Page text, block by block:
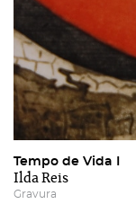
Tempo de Vida I
Ilda Reis
Gravura